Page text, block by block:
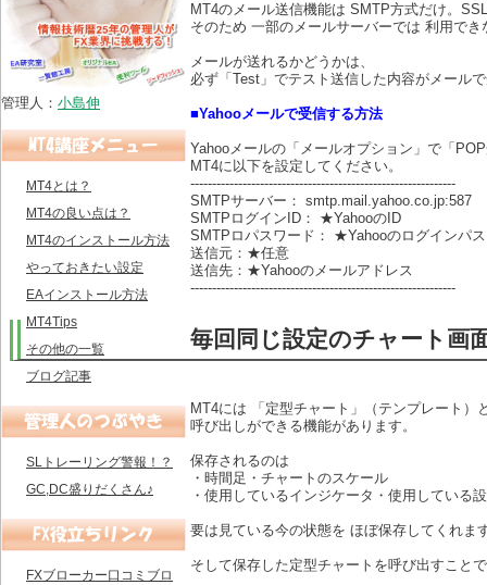
管理人： 小島伸
MT4とは？
MT4の良い点は？
MT4のインストール方法
やっておきたい設定
EAインストール方法
MT4Tips
その他の一覧
ブログ記事
SLトレーリング警報！？
GC,DC盛りだくさん♪
FXブローカー口コミブロ
MT4のメール送信機能は SMTP方式だけ。
そのため 一部のメールサーバーでは 利用で
メールが送れるかどうかは、
必ず「Test」でテスト送信した内容がメール
■Yahooメールで受信する方法
Yahooメールの「メールオプション」で「
MT4に以下を設定してください。
-------------------------------------------------------------
SMTPサーバー： smtp.mail.yahoo.co.jp:587
SMTPログインID： ★YahooのID
SMTPロパスワード： ★Yahooのログインパ
送信元：★任意
送信先：★Yahooのメールアドレス
-------------------------------------------------------------
毎回同じ設定のチャート画
MT4には 「定型チャート」（テンプレート）
呼び出しができる機能があります。
保存されるのは
・時間足・チャートのスケール
・使用しているインジケータ・使用している
要は見ている今の状態を ほぼ保存してくれま
そして保存した定型チャートを呼び出すこと